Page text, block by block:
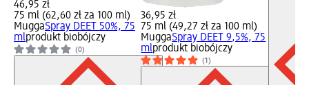
46,95 zł
75 ml (62,60 zł za 100 ml)
MuggaSpray DEET 50%, 75
mlprodukt biobójczy
(0)
36,95 zł
75 ml (49,27 zł za 100 ml)
MuggaSpray DEET 9,5%, 75
mlprodukt biobójczy
(1)